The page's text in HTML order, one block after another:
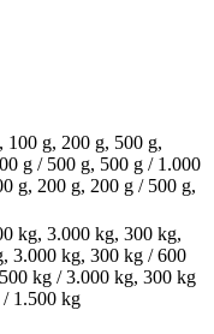
100 g, 200 g, 500 g,
g / 500 g, 500 g / 1.000
g, 200 g, 200 g / 500 g,
kg, 3.000 kg, 300 kg,
3.000 kg, 300 kg / 600
kg / 3.000 kg, 300 kg
1.500 kg